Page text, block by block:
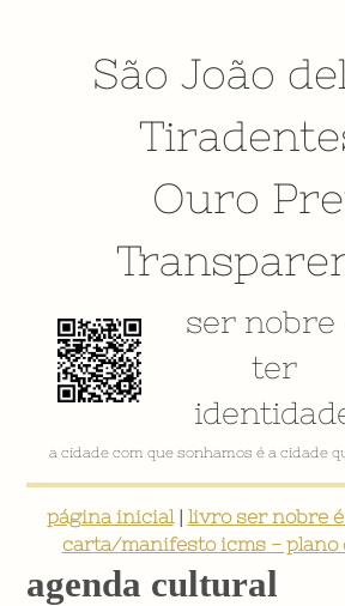
São João
Ouro
ser nobre
ter
a cidade com que sonhamos é a cidade
página inicial| livro ser nobre
carta/manifesto icms -
agenda cultural